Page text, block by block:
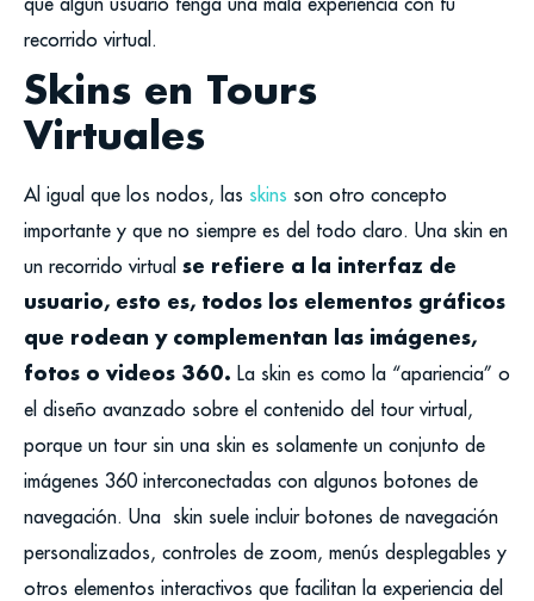
recorrido virtual.
Skins en Tours
Virtuales
Al igual que los nodos, las skins son otro concepto
importante y que no siempre es del todo claro. Una skin en
un recorrido virtual se refiere a la interfaz de
usuario, esto es, todos los elementos gráficos
que rodean y complementan las imágenes,
fotos o videos 360. La skin es como la “apariencia” o
el diseño avanzado sobre el contenido del tour virtual,
porque un tour sin una skin es solamente un conjunto de
imágenes 360 interconectadas con algunos botones de
navegación. Una skin suele incluir botones de navegación
personalizados, controles de zoom, menús desplegables y
otros elementos interactivos que facilitan la experiencia del